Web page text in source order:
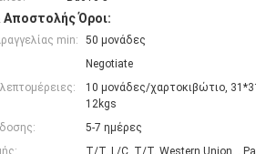
Αποστολής Όροι:
min:
50 μονάδες
Negotiate
10 μονάδες/χαρτοκιβώτιο,
12kgs
5-7 ημέρες